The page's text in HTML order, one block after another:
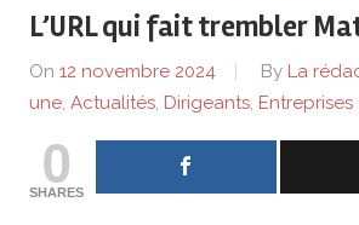
de
lentreprise
et
ses
L’URL qui fait trembler
On 12 novembre 2024 By La
une, Actualités, Dirigeants, Entreprises
0
SHARES